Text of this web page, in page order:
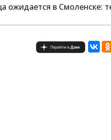
ожидается в Смоленске: